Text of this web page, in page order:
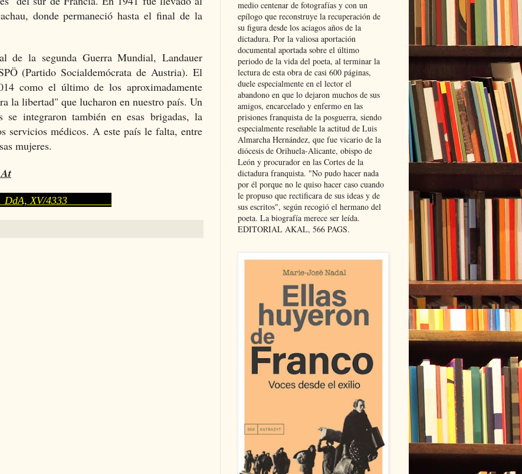
donde permaneció hasta el final de la
de la segunda Guerra Mundial, Landauer
(Partido Socialdemócrata de Austria). El
como el último de los aproximadamente
la libertad" que lucharon en nuestro país. Un
se integraron también en esas brigadas, la
servicios médicos. A este país le falta, entre
mujeres.
XV/4333
medio centenar de fotografías y con un
epílogo que reconstruye la recuperación de
su figura desde los aciagos años de la
dictadura. Por la valiosa aportación
documental aportada sobre el último
periodo de la vida del poeta, al terminar la
lectura de esta obra de casi 600 páginas,
duele especialmente en el lector el
abandono en que lo dejaron muchos de sus
amigos, encarcelado y enfermo en las
prisiones franquista de la posguerra, siendo
especialmente reseñable la actitud de Luis
Almarcha Hernández, que fue vicario de la
diócesis de Orihuela-Alicante, obispo de
León y procurador en las Cortes de la
dictadura franquista. "No pudo hacer nada
por él porque no le quiso hacer caso cuando
le propuso que rectificara de sus ideas y de
sus escritos", según recogió el hermano del
poeta. La biografía merece ser leída.
EDITORIAL AKAL, 566 PAGS.